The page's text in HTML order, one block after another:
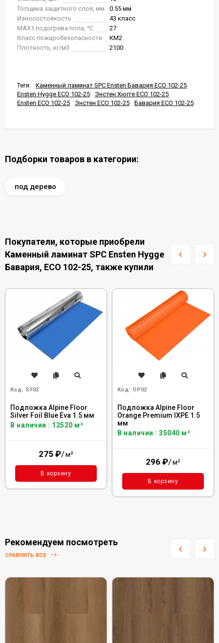
Толщина защитного слоя, мм
0.55 мм
Износостойкость
43 класс
MAX t подогрева пола, ℃
27
Класс пожаробезопасности
КМ2
Плотность, кг/м3
2100
Теги:
Каменный ламинат SPC Ensten Бавария ECO 102-25
Ensten Hygge ECO 102-25
Энстен Хюгге ECO 102-25
Ensten ECO 102-25
Энстен ECO 102-25 Бавария ECO 102-25
Подборки товаров в категории:
под дерево
Покупатели, которые приобрели
Каменный ламинат SPC Ensten Hygge
Бавария, ECO 102-25, также купили
Код: SF02
Подложка Alpine Floor
Silver Foil Blue Eva 1.5 мм
В наличии : 12520 м²
275 ₽/м²
В корзину
Код: OP02
Подложка Alpine Floor
Orange Premium IXPE 1.5
мм
В наличии : 35040 м²
296 ₽/м²
В корзину
Рекомендуем посмотреть
СРАВНИТЬ ВСЕ